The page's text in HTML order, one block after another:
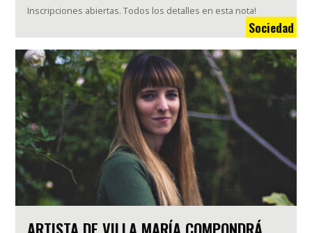
Inscripciones abiertas. Todos los detalles en esta nota!
Sociedad
ARTISTA DE VILLA MARÍA COMPONDRÁ